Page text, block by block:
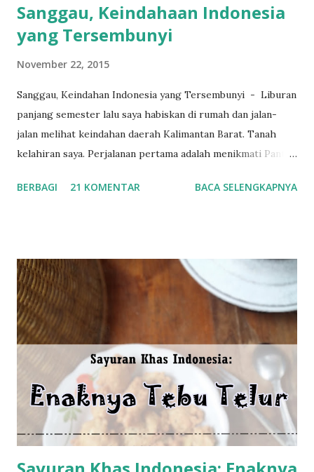
Sanggau, Keindahaan Indonesia
yang Tersembunyi
November 22, 2015
Sanggau, Keindahan Indonesia yang Tersembunyi - Liburan
panjang semester lalu saya habiskan di rumah dan jalan-
jalan melihat keindahan daerah Kalimantan Barat. Tanah
kelahiran saya. Perjalanan pertama adalah menikmati Pantai
Idul Fitri. Dan menjelajahi Pulau Seribu Bagan atau Pulau
terletak di tengah-tengah juga berada di bagian utara
provinsi Kalimantan Barat ini ternyata memiliki pesona alam
maupun wisata yang menarik serta patut dikunjungi.
Perjalanan dari Kota Pontianak menuju Kota Sanggau
memakan waktu sekitar 7-8 jam menggunakan mobil
pribadi. Pak Su (paman), Mak Su (bibi) berserta anaknya yang
berusia tiga tahun pun ikut pergi. Selain itu ada Kak As
(teman Mama) dan Wulan (anak binaan panti tahfidzh di
rumah) juga ikut. Total ada s...
BERBAGI 21 KOMENTAR BACA SELENGKAPNYA